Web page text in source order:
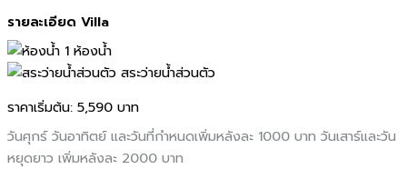
รายละเอียด Villa
1 ห้องน้ำ
สระว่ายน้ำส่วนตัว
ราคาเริ่มต้น: 5,590 บาท
วันศุกร์ วันอาทิตย์ และวันที่กำหนดเพิ่มหลังละ 1000 บาท วันเสาร์และวัน
หยุดยาว เพิ่มหลังละ 2000 บาท